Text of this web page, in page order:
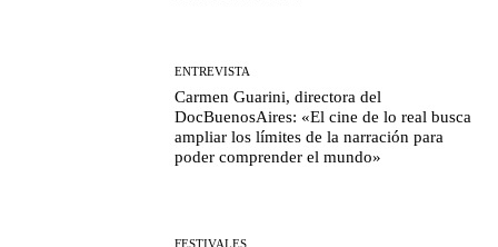
ENTREVISTA
Carmen Guarini, directora del
DocBuenosAires: «El cine de lo real busca
ampliar los límites de la narración para
poder comprender el mundo»
FESTIVALES